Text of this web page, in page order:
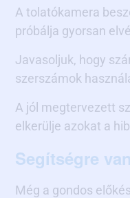
A tolatókamera
próbálja gyorsan
Javasoljuk, hogy
szerszámok
A jól megtervezett
elkerülje azokat a
Segítségre
Még a gondos